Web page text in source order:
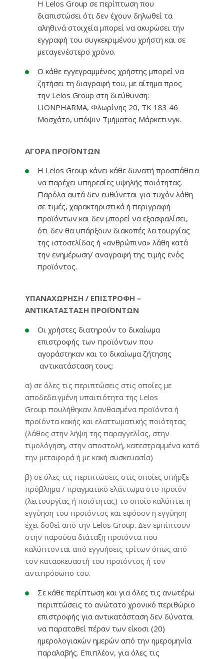
Η Lelos Group σε περίπτωση που
διαπιστώσει ότι δεν έχουν δηλωθεί τα
αληθινά στοιχεία μπορεί να ακυρώσει την
εγγραφή του συγκεκριμένου χρήστη και σε
μεταγενέστερο χρόνο.
Ο κάθε εγγεγραμμένος χρήστης μπορεί να
ζητήσει τη διαγραφή του, με αίτημα προς
την Lelos Group στη διεύθυνση:
LIONPHARMA, Φλωρίνης 20, ΤΚ 183 46
Μοσχάτο, υπόψιν Τμήματος Μάρκετινγκ.
ΑΓΟΡΑ ΠΡΟΪΟΝΤΩΝ
Η Lelos Group κάνει κάθε δυνατή προσπάθεια
να παρέχει υπηρεσίες υψηλής ποιότητας.
Παρόλα αυτά δεν ευθύνεται για τυχόν λάθη
σε τιμές, χαρακτηριστικά ή περιγραφή
προϊόντων και δεν μπορεί να εξασφαλίσει,
ότι δεν θα υπάρξουν διακοπές λειτουργίας
της ιστοσελίδας ή «ανθρώπινα» λάθη κατά
την ενημέρωση/ αναγραφή της τιμής ενός
προϊόντος.
ΥΠΑΝΑΧΩΡΗΣΗ / ΕΠΙΣΤΡΟΦΗ –
ΑΝΤΙΚΑΤΑΣΤΑΣΗ ΠΡΟΪΟΝΤΩΝ
Οι χρήστες διατηρούν το δικαίωμα
επιστροφής των προϊόντων που
αγοράστηκαν και το δικαίωμα ζήτησης
αντικατάσταση τους:
α) σε όλες τις περιπτώσεις στις οποίες με
αποδεδειγμένη υπαιτιότητα της Lelos
Group πουλήθηκαν λανθασμένα προϊόντα ή
προϊόντα κακής και ελαττωματικής ποιότητας
(λάθος στην λήψη της παραγγελίας, στην
τιμολόγηση, στην αποστολή, κατεστραμμένα κατά
την μεταφορά ή με κακή συσκευασία)
β) σε όλες τις περιπτώσεις στις οποίες υπήρξε
πρόβλημα / πραγματικό ελάττωμα στο προϊόν
(λειτουργίας ή ποιότητας) το οποίο καλύπτει η
εγγύηση του προϊόντος και εφόσον η εγγύηση
έχει δοθεί από την Lelos Group. Δεν εμπίπτουν
στην παρούσα διάταξη προϊόντα που
καλύπτονται από εγγυήσεις τρίτων όπως από
τον κατασκευαστή του προϊόντος ή τον
αντιπρόσωπο του.
Σε κάθε περίπτωση και για όλες τις ανωτέρω
περιπτώσεις το ανώτατο χρονικό περιθώριο
επιστροφής για αντικατάσταση δεν δύναται
να παραταθεί πέραν των είκοσι (20)
ημερολογιακών ημερών από την ημερομηνία
παραλαβής. Επιπλέον, για όλες τις